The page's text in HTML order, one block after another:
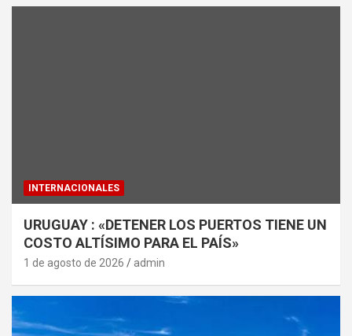
INTERNACIONALES
URUGUAY : «DETENER LOS PUERTOS TIENE UN
COSTO ALTÍSIMO PARA EL PAÍS»
1 de agosto de 2026 admin